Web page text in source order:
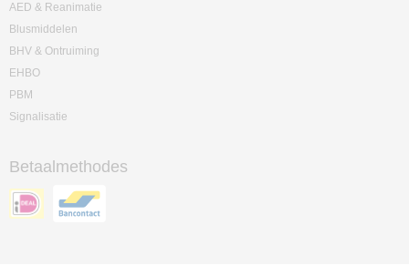
AED & Reanimatie
Blusmiddelen
BHV & Ontruiming
EHBO
PBM
Signalisatie
Betaalmethodes